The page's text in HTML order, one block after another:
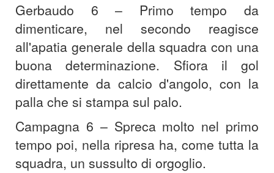
Gerbaudo 6 – Primo tempo da
dimenticare, nel secondo reagisce
all'apatia generale della squadra con una
buona determinazione. Sfiora il gol
direttamente da calcio d'angolo, con la
palla che si stampa sul palo.
Campagna 6 – Spreca molto nel primo
tempo poi, nella ripresa ha, come tutta la
squadra, un sussulto di orgoglio.